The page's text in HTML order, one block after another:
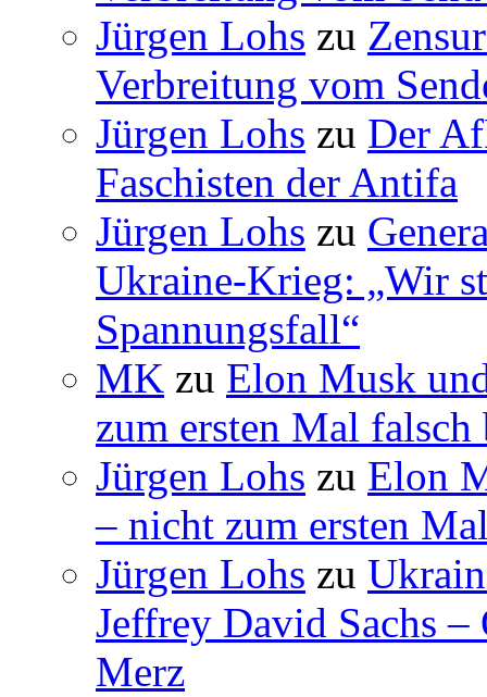
Jürgen Lohs zu
Verbreitung vom
Jürgen Lohs zu Der
Faschisten der Antifa
Jürgen Lohs zu
Ukraine-Krieg: „Wir
Spannungsfall“
MK zu Elon Musk
zum ersten Mal falsch
Jürgen Lohs zu Elon
– nicht zum ersten
Jürgen Lohs zu
Jeffrey David Sachs
Merz